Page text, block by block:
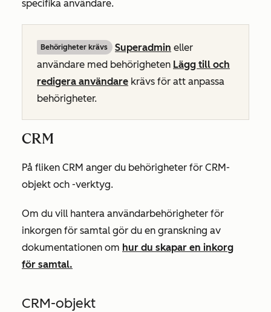
specifika användare.
Behörigheter krävs Superadmin eller
användare med behörigheten Lägg till och
redigera användare krävs för att anpassa
behörigheter.
CRM
På fliken CRM anger du behörigheter för CRM-
objekt och -verktyg.
Om du vill hantera användarbehörigheter för
inkorgen för samtal gör du en granskning av
dokumentationen om hur du skapar en inkorg
för samtal.
CRM-objekt